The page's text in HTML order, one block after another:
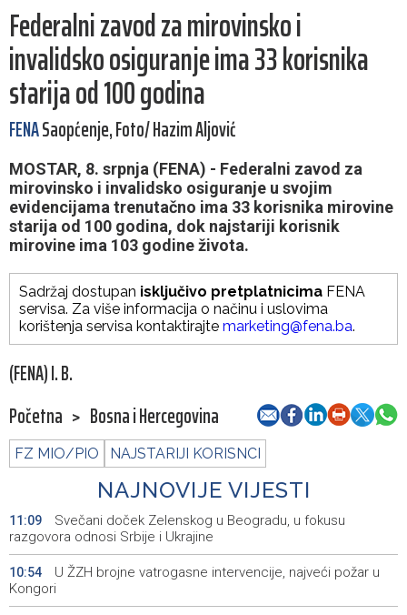
Federalni zavod za mirovinsko i
invalidsko osiguranje ima 33 korisnika
starija od 100 godina
FENASaopćenje, Foto/ Hazim Aljović
MOSTAR, 8. srpnja (FENA) - Federalni zavod za
mirovinsko i invalidsko osiguranje u svojim
evidencijama trenutačno ima 33 korisnika mirovine
starija od 100 godina, dok najstariji korisnik
mirovine ima 103 godine života.
Sadržaj dostupan isključivo pretplatnicima FENA
servisa. Za više informacija o načinu i uslovima
korištenja servisa kontaktirajte marketing@fena.ba.
(FENA) I. B.
Početna > Bosna i Hercegovina
FZ MIO/PIO NAJSTARIJI KORISNCI
NAJNOVIJE VIJESTI
11:09
Svečani doček Zelenskog u Beogradu, u fokusu
razgovora odnosi Srbije i Ukrajine
10:54
U ŽZH brojne vatrogasne intervencije, najveći požar u
Kongori